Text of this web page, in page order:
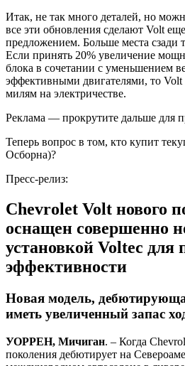
Итак, не так много деталей, но
все эти обновления сделают Volt
предложением. Больше места сзади
Если принять 20% увеличение
блока в сочетании с уменьшением
эффективными двигателями, то
милям на электричестве.
Реклама — прокрутите дальше для
Теперь вопрос в том, кто купит
Осборна)?
Пресс-релиз:
Chevrolet Volt нового
оснащен совершенно
установкой Voltec
эффективности
Новая модель,
иметь увеличенный запас
УОРРЕН, Мичиган. – Когда
поколения дебютирует на